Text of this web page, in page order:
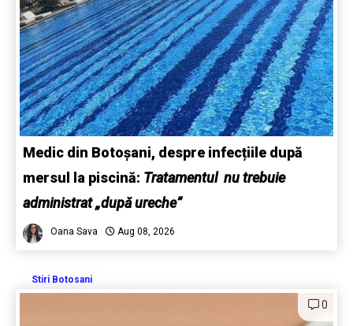
Medic din Botoșani, despre infecțiile după
mersul la piscină: Tratamentul nu trebuie
administrat „după ureche”
Oana Sava Aug 08, 2026
Stiri Botosani
0